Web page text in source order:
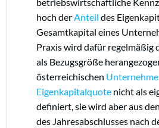
betriebswirtschaftliche
hoch derAnteil des
Gesamtkapital eines
Praxis wird dafür regelmäßig
als Bezugsgröße
österreichischen
Eigenkapitalquote nicht als
definiert, sie wird aber aus
des Jahresabschlusses nach